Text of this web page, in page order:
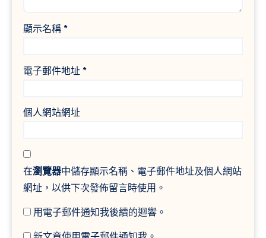
顯示名稱 *
電子郵件地址 *
個人網站網址
在瀏覽器中儲存顯示名稱、電子郵件地址及個人網站
網址，以供下次發佈留言時使用。
用電子郵件通知我後續的迴響。